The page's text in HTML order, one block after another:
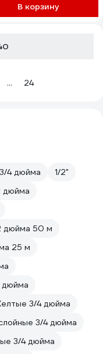
В корзину
... 24
4 дюйма
1/2"
дюйма
дюйма 50 м
25 м
3/4 дюйма
3/4 дюйма
3/4 дюйма